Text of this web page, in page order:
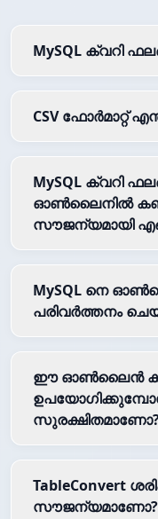
MySQL ക്വറി
CSV ഫോർമാറ്റ്
MySQL ക്വറി
ഓൺലൈനിൽ
സൗജന്യമായി
MySQL നെ
പരിവർത്തനം
ഈ ഓൺലൈൻ
TableConvert
സൗജന്യമാണോ?